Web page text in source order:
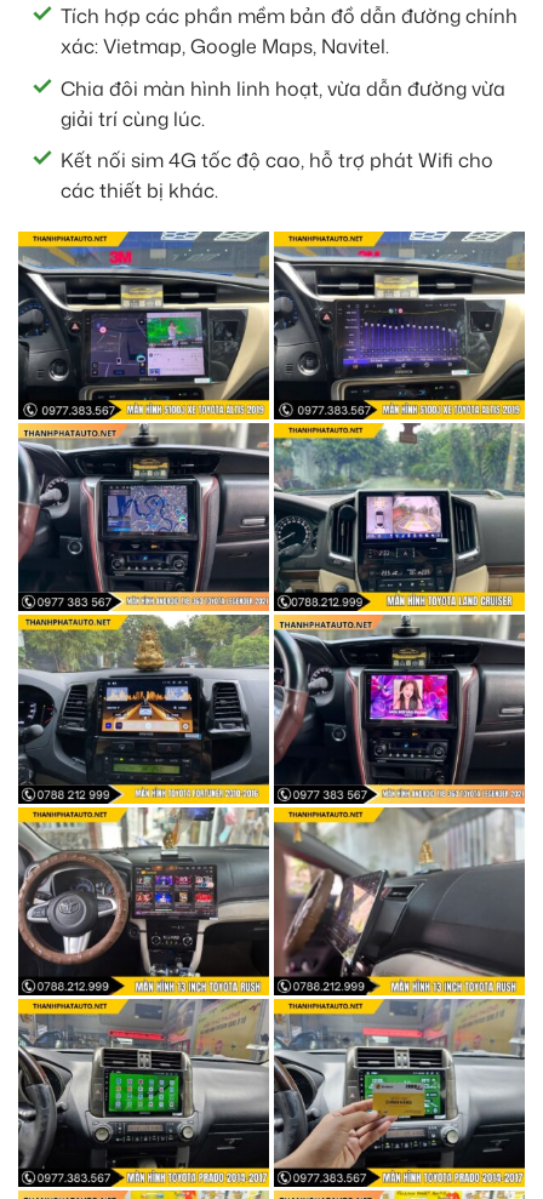
Tích hợp các phần mềm bản đồ dẫn đường chính
xác: Vietmap, Google Maps, Navitel.
Chia đôi màn hình linh hoạt, vừa dẫn đường vừa
giải trí cùng lúc.
Kết nối sim 4G tốc độ cao, hỗ trợ phát Wifi cho
các thiết bị khác.